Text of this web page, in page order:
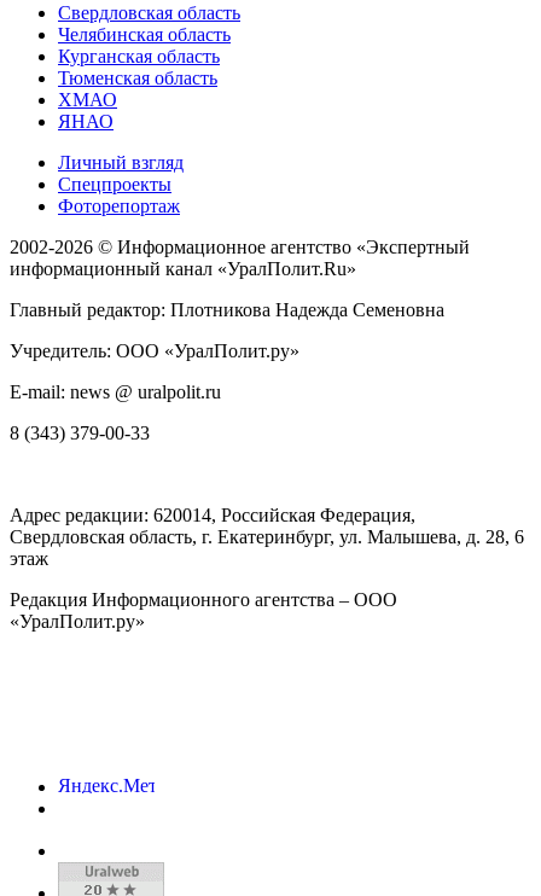
Свердловская область
Челябинская область
Курганская область
Тюменская область
ХМАО
ЯНАО
Личный взгляд
Спецпроекты
Фоторепортаж
2002-2026 © Информационное агентство «Экспертный
информационный канал «УралПолит.Ru»
Главный редактор: Плотникова Надежда Семеновна
Учредитель: ООО «УралПолит.ру»
E-mail: news @ uralpolit.ru
8 (343) 379-00-33
Адрес редакции: 620014, Российская Федерация,
Свердловская область, г. Екатеринбург, ул. Малышева, д. 28, 6
этаж
Редакция Информационного агентства – ООО
«УралПолит.ру»